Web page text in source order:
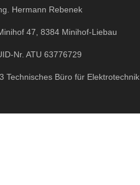
Hermann Rebenek
47, 8384 Minihof-Liebau
Nr. ATU 63776729
Technisches Büro für Elektrotechnik